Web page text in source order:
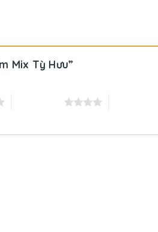
Mix Tỳ Hưu”